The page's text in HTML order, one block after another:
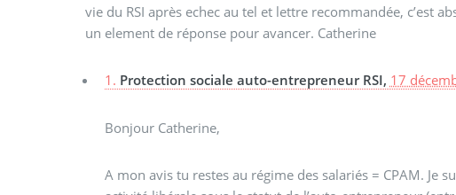
vie du RSI après echec au tel et lettre recommandée, c’est
un element de réponse pour avancer. Catherine
1. Protection sociale auto-entrepreneur RSI, 17
Bonjour Catherine,
A mon avis tu restes au régime des salariés = CPAM. Je